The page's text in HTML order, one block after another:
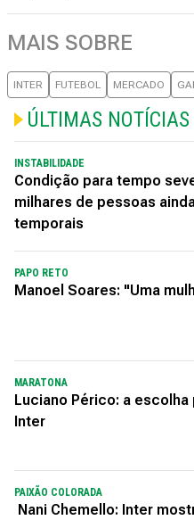
MAIS SOBRE
INTER FUTEBOL MERCADO
ÚLTIMAS NOTÍCIAS
INSTABILIDADE
Condição para tempo
milhares de pessoas
temporais
PAPO RETO
Manoel Soares: "Uma
MARATONA
Luciano Périco: a
Inter
PAIXÃO COLORADA
Nani Chemello: Inter